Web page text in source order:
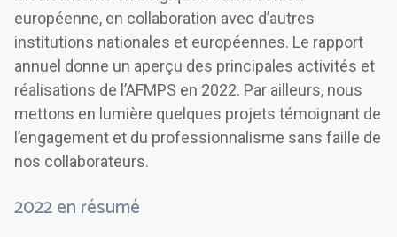
européenne, en collaboration avec d’autres
institutions nationales et européennes. Le rapport
annuel donne un aperçu des principales activités et
réalisations de l’AFMPS en 2022. Par ailleurs, nous
mettons en lumière quelques projets témoignant de
l’engagement et du professionnalisme sans faille de
nos collaborateurs.
2022 en résumé